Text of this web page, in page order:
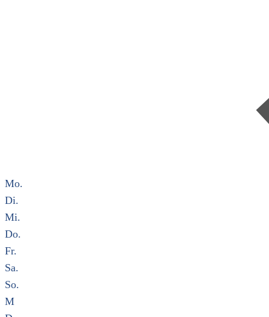
Mo.
Di.
Mi.
Do.
Fr.
Sa.
So.
M